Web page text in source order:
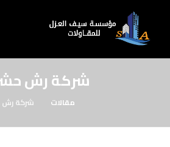
شركة رش
مقالات شركة رش